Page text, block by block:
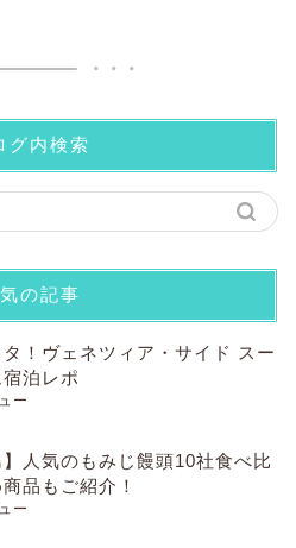
グ内検索
の記事
！ヴェネツィア・サイド スー
泊レポ
ー
】人気のもみじ饅頭10社食べ比
品もご紹介！
ー